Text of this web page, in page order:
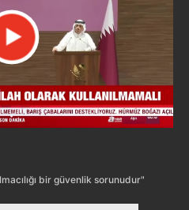
bir güvenlik sorunudur"